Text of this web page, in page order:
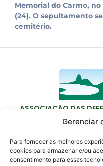
Gerenciar
Para fornecer as melhores
cookies para armazenar e/ou
consentimento para essas
Memorial do Carmo,
(24). O sepultamento
cemitério.
ASSOCIAÇÃO DAS
PÚBLICOS DO ESTADO